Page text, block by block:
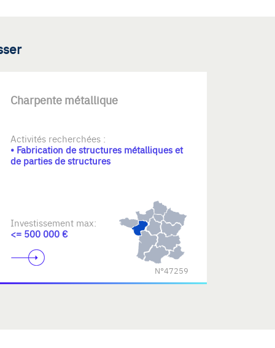
Charpente métallique
Activités recherchées :
• Fabrication de structures métalliques et
de parties de structures
Investissement max:
<= 500 000 €
N°47259